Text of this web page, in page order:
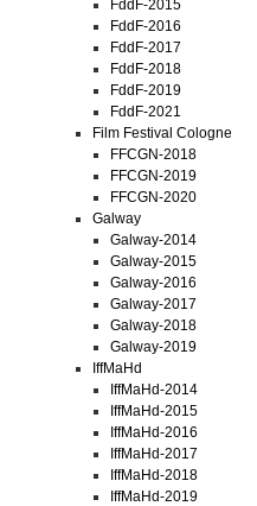
FddF-2015
FddF-2016
FddF-2017
FddF-2018
FddF-2019
FddF-2021
Film Festival Cologne
FFCGN-2018
FFCGN-2019
FFCGN-2020
Galway
Galway-2014
Galway-2015
Galway-2016
Galway-2017
Galway-2018
Galway-2019
IffMaHd
IffMaHd-2014
IffMaHd-2015
IffMaHd-2016
IffMaHd-2017
IffMaHd-2018
IffMaHd-2019